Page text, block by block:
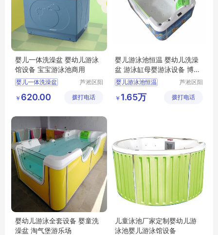
婴儿一体洗澡盆 婴幼儿游泳
馆设备 宝宝游泳池商用
婴儿一体洗澡盆
宝宝游泳池商用
芦淞区阳
童游泳馆
￥ 620.00 拨打电话
婴儿游泳池恒温 婴幼儿洗澡
盆 游泳缸母婴游泳设备 博特
朗
婴儿游泳池恒温
游泳缸母婴游泳设备
芦淞区阳
童游泳馆
￥ 1.65万 拨打电话
婴幼儿游泳全套设备 婴童洗
澡盆 淘气堡游乐场
儿童泳池厂家定制婴幼儿游
泳池婴儿游泳馆设备